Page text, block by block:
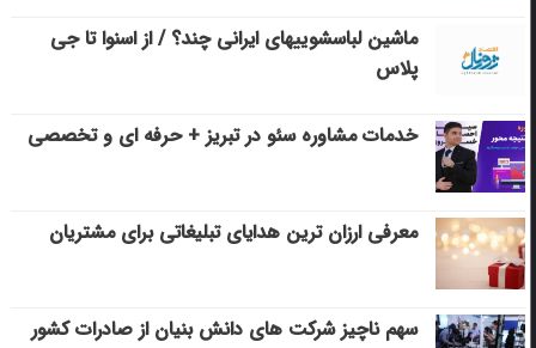
ماشین لباسشویی‎های ایرانی چند؟ / از اسنوا تا جی
پلاس
خدمات مشاوره سئو در تبریز + حرفه ای و تخصصی
معرفی ارزان ترین هدایای تبلیغاتی برای مشتریان
سهم ناچیز شرکت های دانش بنیان از صادرات کشور